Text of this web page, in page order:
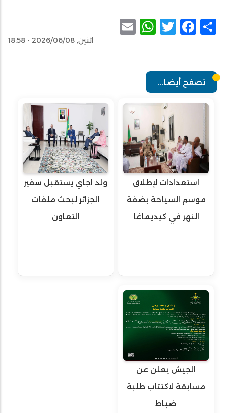
Share
Facebook
Twitter
WhatsApp
اثنين, 2026/06/08 - 18:58
تصفح أيضا...
استعدادات لإطلاق
موسم السياحة بضفة
النهر في كيديماغا
ولد اجاي يستقبل سفير
الجزائر لبحث ملفات
التعاون
الجيش يعلن عن
مسابقة لاكتتاب طلبة
ضباط